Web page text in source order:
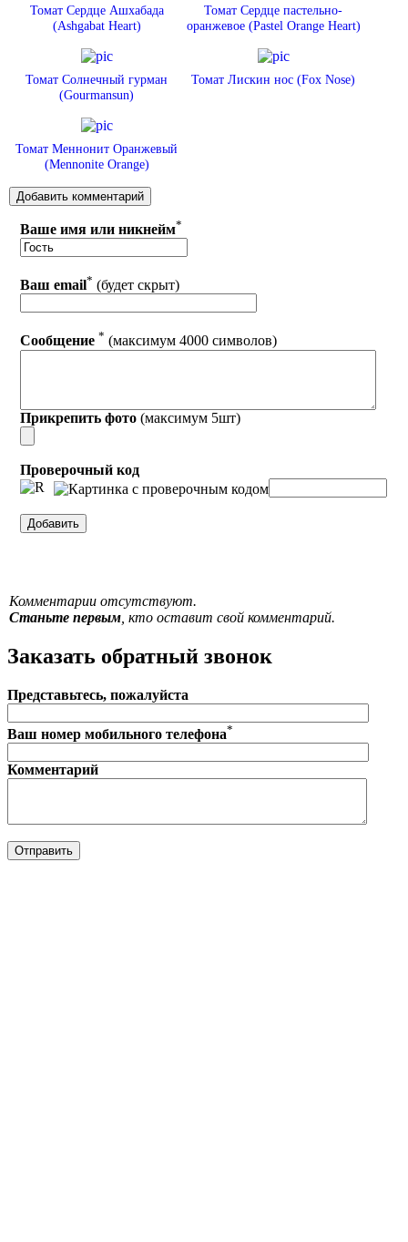
Томат Сердце Ашхабада
(Ashgabat Heart)
Томат Сердце пастельно-
оранжевое (Pastel Orange Heart)
Томат Солнечный гурман
(Gourmansun)
Томат Лискин нос (Fox Nose)
Томат Меннонит Оранжевый
(Mennonite Orange)
Ваше имя или никнейм*
Ваш email* (будет скрыт)
Сообщение * (максимум 4000 символов)
Прикрепить фото (максимум 5шт)
Проверочный код
Комментарии отсутствуют.
Станьте первым, кто оставит свой комментарий.
Заказать обратный звонок
Представьтесь, пожалуйста
Ваш номер мобильного телефона*
Комментарий